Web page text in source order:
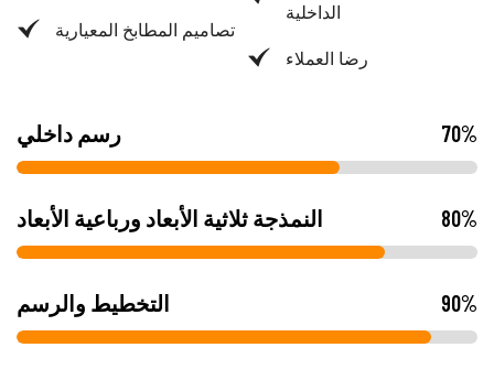
تصاميم المطابخ المعيارية
الداخلية
رضا العملاء
رسم داخلي 70%
النمذجة ثلاثية الأبعاد ورباعية الأبعاد 80%
التخطيط والرسم 90%